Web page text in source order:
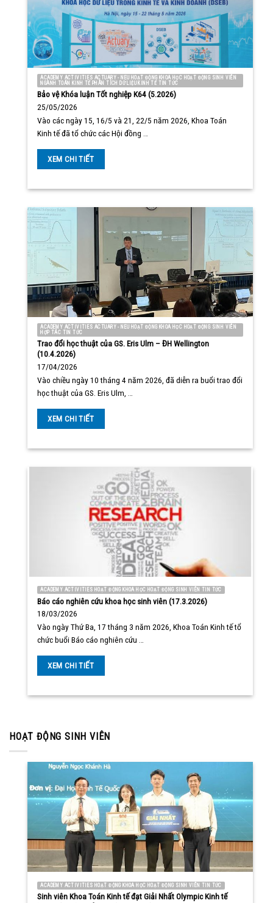
ACADEMY ACTIVITIES ACTUARY - NEU HOẠT ĐỘNG KHOA HỌC HOẠT ĐỘNG SINH VIÊN
NGÀNH TOÁN KINH TẾ PHÂN TÍCH DỮ LIỆU KINH TẾ TIN TỨC
Bảo vệ Khóa luận Tốt nghiệp K64 (5.2026)
25/05/2026
Vào các ngày 15, 16/5 và 21, 22/5 năm 2026, Khoa Toán
Kinh tế đã tổ chức các Hội đồng …
XEM CHI TIẾT
ACADEMY ACTIVITIES ACTUARY - NEU HOẠT ĐỘNG KHOA HỌC HOẠT ĐỘNG SINH VIÊN
HỢP TÁC TIN TỨC
Trao đổi học thuật của GS. Eris Ulm – ĐH Wellington
(10.4.2026)
17/04/2026
Vào chiều ngày 10 tháng 4 năm 2026, đã diễn ra buổi trao đổi
học thuật của GS. Eris Ulm, …
XEM CHI TIẾT
ACADEMY ACTIVITIES HOẠT ĐỘNG KHOA HỌC HOẠT ĐỘNG SINH VIÊN TIN TỨC
Báo cáo nghiên cứu khoa học sinh viên (17.3.2026)
18/03/2026
Vào ngày Thứ Ba, 17 tháng 3 năm 2026, Khoa Toán Kinh tế tổ
chức buổi Báo cáo nghiên cứu …
XEM CHI TIẾT
HOẠT ĐỘNG SINH VIÊN
ACADEMY ACTIVITIES HOẠT ĐỘNG KHOA HỌC HOẠT ĐỘNG SINH VIÊN TIN TỨC
Sinh viên Khoa Toán Kinh tế đạt Giải Nhất Olympic Kinh tế